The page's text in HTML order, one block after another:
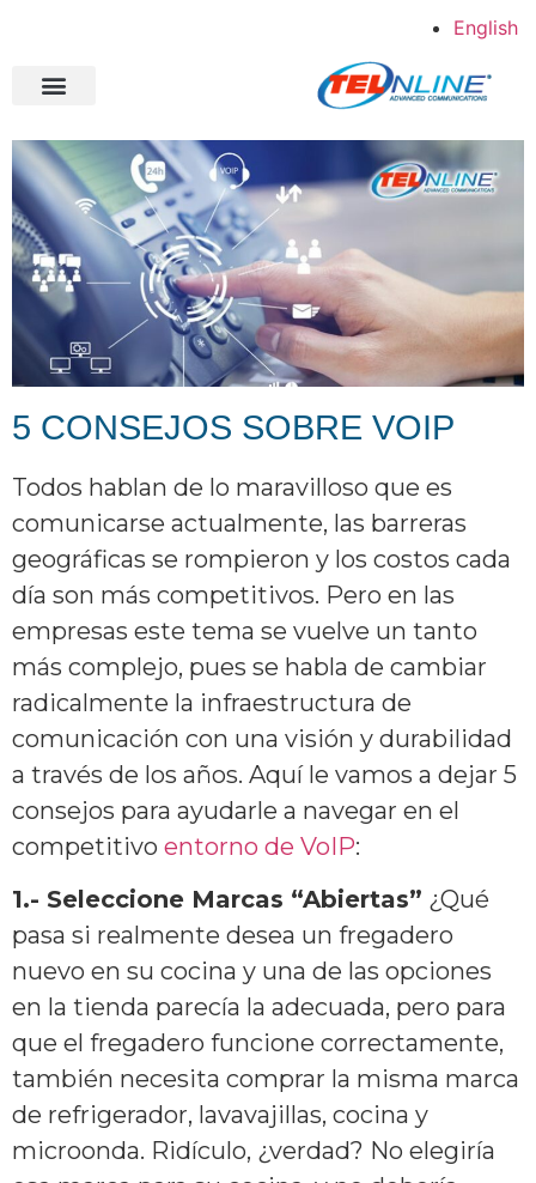
English
5 CONSEJOS SOBRE VOIP
Todos hablan de lo maravilloso que es
comunicarse actualmente, las barreras
geográficas se rompieron y los costos cada
día son más competitivos. Pero en las
empresas este tema se vuelve un tanto
más complejo, pues se habla de cambiar
radicalmente la infraestructura de
comunicación con una visión y durabilidad
a través de los años. Aquí le vamos a dejar 5
consejos para ayudarle a navegar en el
competitivo entorno de VoIP:
1.- Seleccione Marcas “Abiertas” ¿Qué
pasa si realmente desea un fregadero
nuevo en su cocina y una de las opciones
en la tienda parecía la adecuada, pero para
que el fregadero funcione correctamente,
también necesita comprar la misma marca
de refrigerador, lavavajillas, cocina y
microonda. Ridículo, ¿verdad? No elegiría